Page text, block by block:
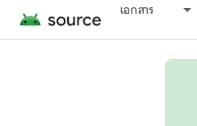
เอกสาร